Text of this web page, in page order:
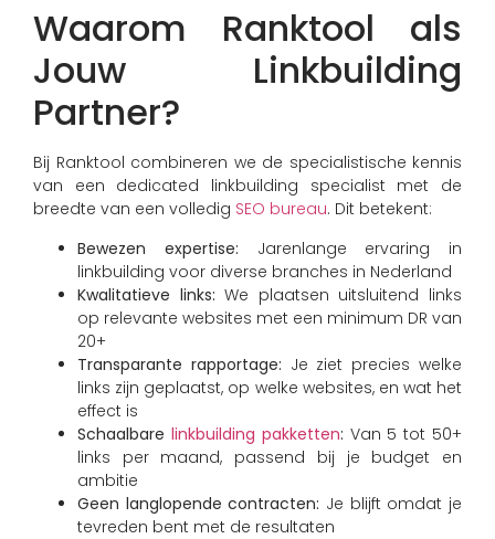
Waarom Ranktool als
Jouw Linkbuilding
Partner?
Bij Ranktool combineren we de specialistische kennis
van een dedicated linkbuilding specialist met de
breedte van een volledig SEO bureau. Dit betekent:
Bewezen expertise: Jarenlange ervaring in
linkbuilding voor diverse branches in Nederland
Kwalitatieve links: We plaatsen uitsluitend links
op relevante websites met een minimum DR van
20+
Transparante rapportage: Je ziet precies welke
links zijn geplaatst, op welke websites, en wat het
effect is
Schaalbare linkbuilding pakketten: Van 5 tot 50+
links per maand, passend bij je budget en
ambitie
Geen langlopende contracten: Je blijft omdat je
tevreden bent met de resultaten